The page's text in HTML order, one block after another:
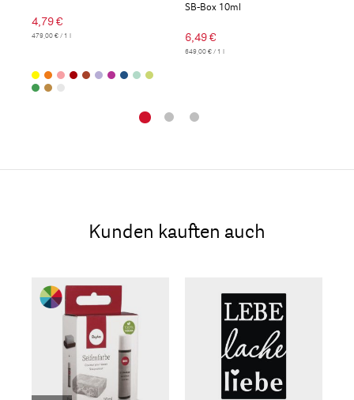
4,79 €
479,00 € / 1 l
SB-Box 10ml
6,49 €
649,00 € / 1 l
Kunden kauften auch